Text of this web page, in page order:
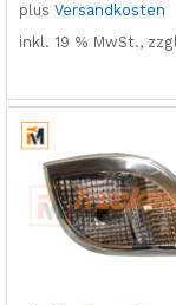
plus Versandkosten
inkl. 19 % MwSt.,